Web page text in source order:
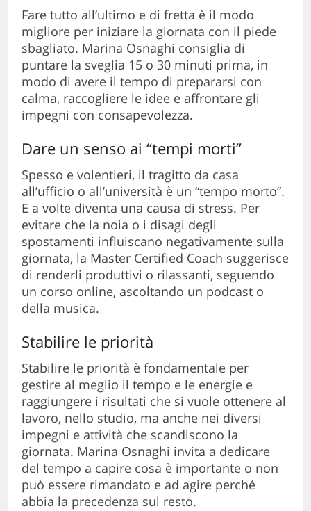
Fare tutto all’ultimo e di fretta è il modo
migliore per iniziare la giornata con il piede
sbagliato. Marina Osnaghi consiglia di
puntare la sveglia 15 o 30 minuti prima, in
modo di avere il tempo di prepararsi con
calma, raccogliere le idee e affrontare gli
impegni con consapevolezza.
Dare un senso ai “tempi morti”
Spesso e volentieri, il tragitto da casa
all’ufficio o all’università è un “tempo morto”.
E a volte diventa una causa di stress. Per
evitare che la noia o i disagi degli
spostamenti influiscano negativamente sulla
giornata, la Master Certified Coach suggerisce
di renderli produttivi o rilassanti, seguendo
un corso online, ascoltando un podcast o
della musica.
Stabilire le priorità
Stabilire le priorità è fondamentale per
gestire al meglio il tempo e le energie e
raggiungere i risultati che si vuole ottenere al
lavoro, nello studio, ma anche nei diversi
impegni e attività che scandiscono la
giornata. Marina Osnaghi invita a dedicare
del tempo a capire cosa è importante o non
può essere rimandato e ad agire perché
abbia la precedenza sul resto.